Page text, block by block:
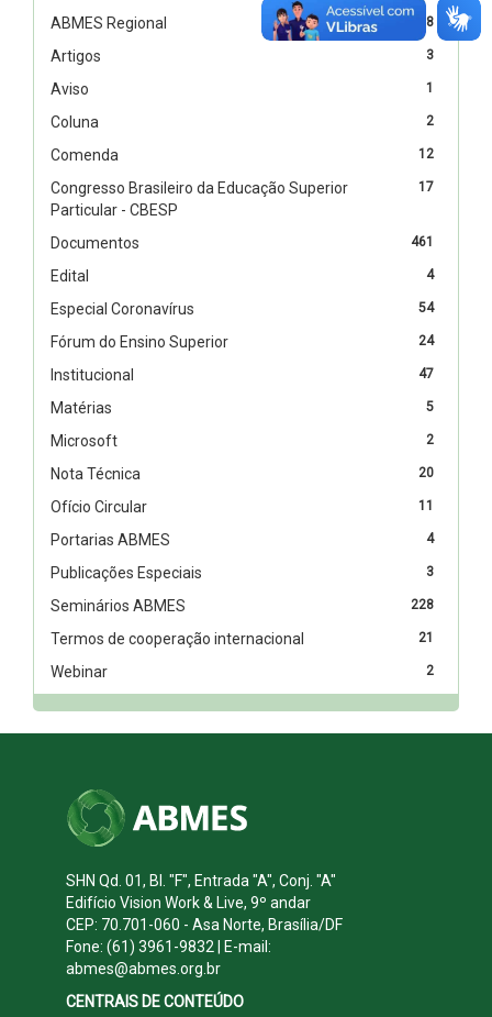
78
ABMES Regional
3
Artigos
1
Aviso
2
Coluna
12
Comenda
17
Congresso Brasileiro da Educação Superior
Particular - CBESP
461
Documentos
4
Edital
54
Especial Coronavírus
24
Fórum do Ensino Superior
47
Institucional
5
Matérias
2
Microsoft
20
Nota Técnica
11
Ofício Circular
4
Portarias ABMES
3
Publicações Especiais
228
Seminários ABMES
21
Termos de cooperação internacional
2
Webinar
SHN Qd. 01, Bl. "F", Entrada "A", Conj. "A"
Edifício Vision Work & Live, 9º andar
CEP: 70.701-060 - Asa Norte, Brasília/DF
Fone: (61) 3961-9832 | E-mail:
abmes@abmes.org.br
CENTRAIS DE CONTEÚDO